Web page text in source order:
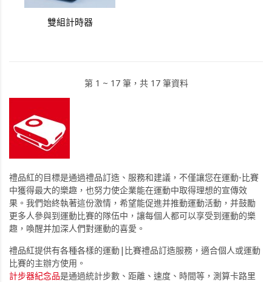
雙組計時器
第 1 ~ 17 筆，共 17 筆資料
禮品紅的目標是通過禮品訂造、服務和建議，不僅讓您在運動-比賽
中獲得最大的樂趣，也努力使企業能在運動中取得理想的宣傳效
果。我們始終執著這份激情，希望能促進并推動運動活動，并鼓勵
更多人參與到運動比賽的隊伍中，讓每個人都可以享受到運動的樂
趣，喚醒并加深人們對運動的喜愛。
禮品紅提供有各種各樣的運動|比賽禮品訂造服務，適合個人或運動
比賽的主辦方使用。
計步器紀念品是通過統計步數、距離、速度、時間等，測算卡路里